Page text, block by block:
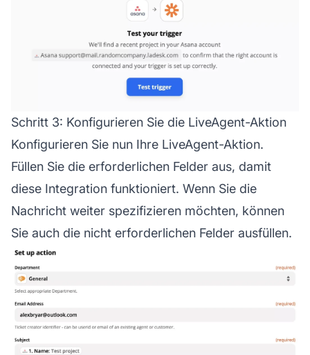
Schritt 3: Konfigurieren Sie die LiveAgent-Aktion
Konfigurieren Sie nun Ihre LiveAgent-Aktion.
Füllen Sie die erforderlichen Felder aus, damit
diese Integration funktioniert. Wenn Sie die
Nachricht weiter spezifizieren möchten, können
Sie auch die nicht erforderlichen Felder ausfüllen.